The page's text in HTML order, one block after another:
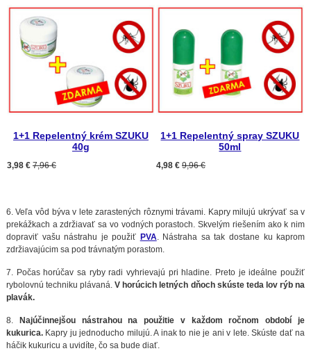
1+1 Repelentný krém SZUKU
40g
3,98 € 7,96 €
1+1 Repelentný spray SZUKU
50ml
4,98 € 9,96 €
6. Veľa vôd býva v lete zarastených rôznymi trávami. Kapry milujú ukrývať sa v
prekážkach a zdržiavať sa vo vodných porastoch. Skvelým riešením ako k nim
dopraviť vašu nástrahu je použiť PVA. Nástraha sa tak dostane ku kaprom
zdržiavajúcim sa pod trávnatým porastom.
7. Počas horúčav sa ryby radi vyhrievajú pri hladine. Preto je ideálne použiť
rybolovnú techniku plávaná.V horúcich letných dňoch skúste teda lov rýb na
plavák.
8. Najúčinnejšou nástrahou na použitie v každom ročnom období je
kukurica. Kapry ju jednoducho milujú. A inak to nie je ani v lete. Skúste dať na
háčik kukuricu a uvidíte, čo sa bude diať.